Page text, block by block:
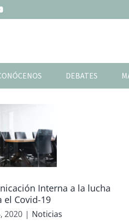
YouTube
DEBATES
Interna a la lucha
el Covid-19
2020 | Noticias